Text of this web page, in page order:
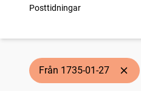
Posttidningar
träffar
Från 1735-01-27